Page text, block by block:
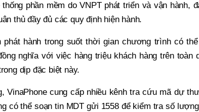
phần mềm do VNPT phát triển và vận hành,
thủ đầy đủ các quy định hiện hành.
hành trong suốt thời gian chương trình có
nghĩa với việc hàng triệu khách hàng trên toàn
dịp đặc biệt này.
VinaPhone cung cấp nhiều kênh tra cứu mã dự
có thể soạn tin MDT gửi 1558 để kiểm tra số